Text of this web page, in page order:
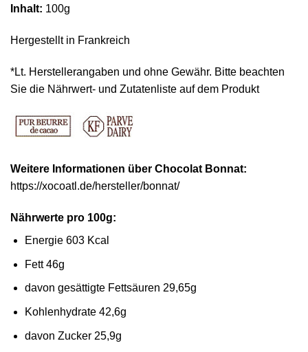
Inhalt: 100g
Hergestellt in Frankreich
*Lt. Herstellerangaben und ohne Gewähr. Bitte beachten
Sie die Nährwert- und Zutatenliste auf dem Produkt
Weitere Informationen über Chocolat Bonnat:
https://xocoatl.de/hersteller/bonnat/
Nährwerte pro 100g:
Energie 603 Kcal
Fett 46g
davon gesättigte Fettsäuren 29,65g
Kohlenhydrate 42,6g
davon Zucker 25,9g